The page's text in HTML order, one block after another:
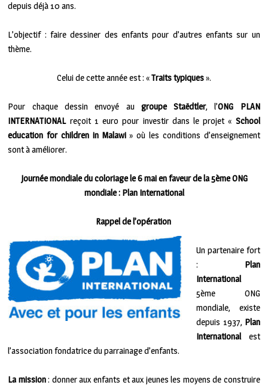
depuis déjà 10 ans.
L’objectif : faire dessiner des enfants pour d’autres enfants sur un
thème.
Celui de cette année est : «Traits typiques».
Pour chaque dessin envoyé au groupe Staëdtler, l’ONG PLAN
INTERNATIONALreçoit 1 euro pour investir dans le projet « School
education for children in Malawi» où les conditions d’enseignement
sont à améliorer.
Journée mondiale du coloriage le 6 mai en faveur de la 5ème ONG
mondiale : Plan International
Rappel de l’opération
Un partenaire fort
: Plan
International
5ème ONG
mondiale, existe
depuis 1937, Plan
Internationalest
l’association fondatrice du parrainage d’enfants.
La mission: donner aux enfants et aux jeunes les moyens de construire